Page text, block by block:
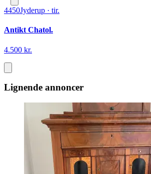
4450Jyderup · tir.
Antikt Chatol.
4.500 kr.
Lignende annoncer